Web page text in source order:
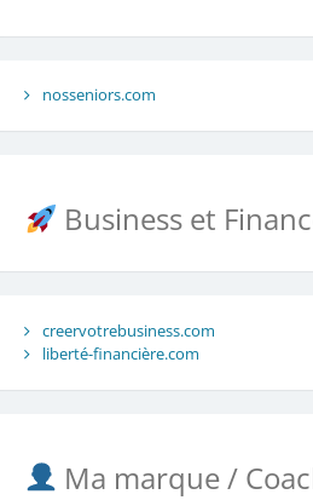
nosseniors.com
Business et
creervotrebusiness.com
liberté-financière.com
Ma marque /